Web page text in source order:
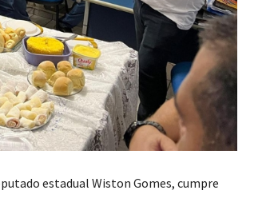
estadual Wiston Gomes, cumpre